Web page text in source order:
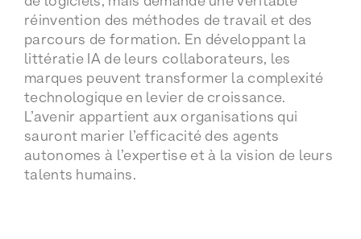
réinvention des méthodes de travail et des
parcours de formation. En développant la
littératie IA de leurs collaborateurs, les
marques peuvent transformer la complexité
technologique en levier de croissance.
L’avenir appartient aux organisations qui
sauront marier l’efficacité des agents
autonomes à l’expertise et à la vision de leurs
talents humains.